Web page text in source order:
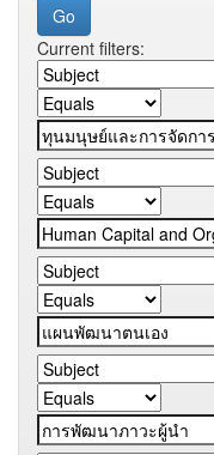
Current filters: